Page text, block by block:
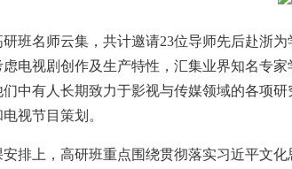
名师云集，共计邀请23位导师先后赴浙为
虑电视剧创作及生产特性，汇集业界知名专
中有人长期致力于影视与传媒领域的各项
视节目策划。
上，高研班重点围绕贯彻落实习近平文化